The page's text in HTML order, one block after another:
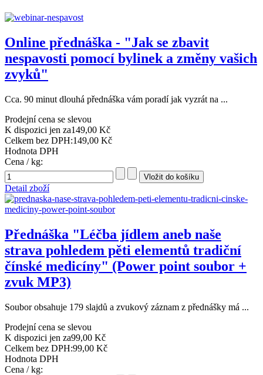
Online přednáška - "Jak se zbavit
nespavosti pomocí bylinek a změny vašich
zvyků"
Cca. 90 minut dlouhá přednáška vám poradí jak vyzrát na ...
Prodejní cena se slevou
K dispozici jen za149,00 Kč
Celkem bez DPH:149,00 Kč
Hodnota DPH
Cena / kg:
Detail zboží
Přednáška "Léčba jídlem aneb naše
strava pohledem pěti elementů tradiční
čínské medicíny" (Power point soubor +
zvuk MP3)
Soubor obsahuje 179 slajdů a zvukový záznam z přednášky má ...
Prodejní cena se slevou
K dispozici jen za99,00 Kč
Celkem bez DPH:99,00 Kč
Hodnota DPH
Cena / kg: